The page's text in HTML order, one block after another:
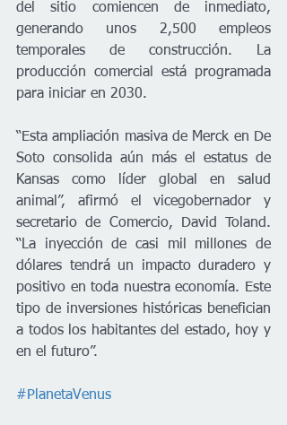
del sitio comiencen de inmediato,
generando unos 2,500 empleos
temporales de construcción. La
producción comercial está programada
para iniciar en 2030.
“Esta ampliación masiva de Merck en De
Soto consolida aún más el estatus de
Kansas como líder global en salud
animal”, afirmó el vicegobernador y
secretario de Comercio, David Toland.
“La inyección de casi mil millones de
dólares tendrá un impacto duradero y
positivo en toda nuestra economía. Este
tipo de inversiones históricas benefician
a todos los habitantes del estado, hoy y
en el futuro”.
#PlanetaVenus